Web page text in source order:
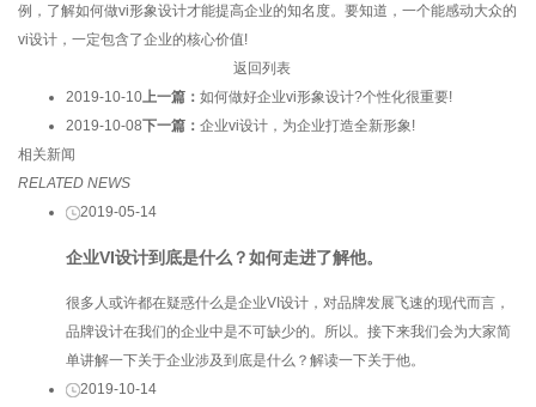
例，了解如何做vi形象设计才能提高企业的知名度。要知道，一个能感动大众的
vi设计，一定包含了企业的核心价值!
返回列表
2019-10-10上一篇： 如何做好企业vi形象设计?个性化很重要!
2019-10-08下一篇： 企业vi设计，为企业打造全新形象!
相关新闻
RELATED NEWS
2019-05-14
企业VI设计到底是什么？如何走进了解他。
很多人或许都在疑惑什么是企业VI设计，对品牌发展飞速的现代而言，
品牌设计在我们的企业中是不可缺少的。所以。接下来我们会为大家简
单讲解一下关于企业涉及到底是什么？解读一下关于他。
2019-10-14